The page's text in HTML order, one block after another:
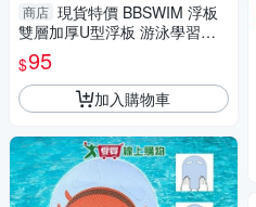
商店 現貨特價 BBSWIM 浮板
雙層加厚U型浮板 游泳學習浮
板 輔助浮板 EVA浮板 助泳板
游泳用品
$95
加入購物車